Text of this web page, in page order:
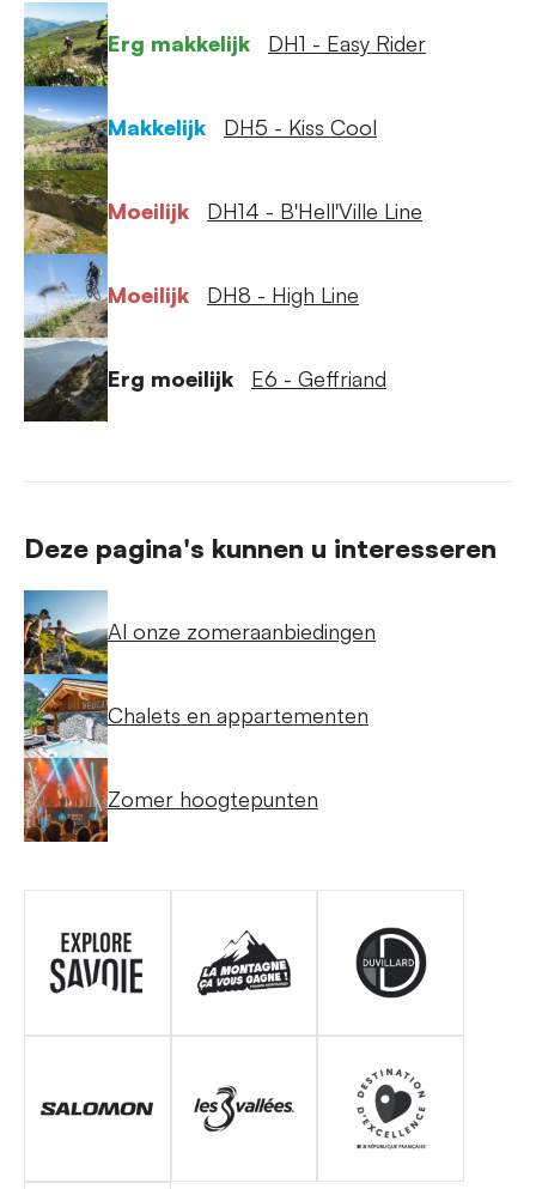
Erg makkelijk DH1 - Easy Rider
Makkelijk DH5 - Kiss Cool
Moeilijk DH14 - B'Hell'Ville Line
Moeilijk DH8 - High Line
Erg moeilijk E6 - Geffriand
Deze pagina's kunnen u interesseren
Al onze zomeraanbiedingen
Chalets en appartementen
Zomer hoogtepunten